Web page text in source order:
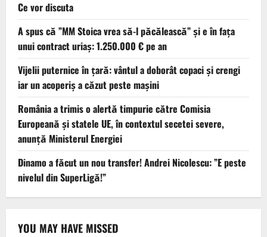
Ce vor discuta
A spus că ”MM Stoica vrea să-l păcălească” și e în fața
unui contract uriaș: 1.250.000 € pe an
Vijelii puternice în țară: vântul a doborât copaci și crengi
iar un acoperiș a căzut peste mașini
România a trimis o alertă timpurie către Comisia
Europeană și statele UE, în contextul secetei severe,
anunță Ministerul Energiei
Dinamo a făcut un nou transfer! Andrei Nicolescu: ”E peste
nivelul din SuperLigă!”
YOU MAY HAVE MISSED